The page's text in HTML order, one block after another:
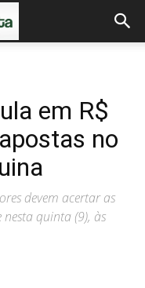
em R$
no
devem acertar as
quinta (9), às